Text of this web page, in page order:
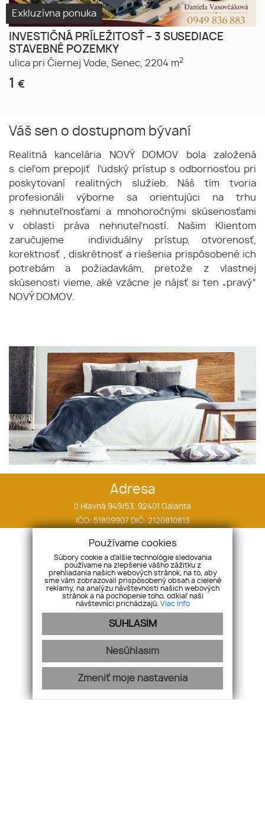
Exkluzívna ponuka
INVESTIČNÁ PRÍLEŽITOSŤ – 3 SUSEDIACE
STAVEBNÉ POZEMKY
ulica pri Čiernej Vode, Senec, 2204 m2
1 €
Váš sen o dostupnom bývaní
Realitná kancelária NOVÝ DOMOV bola založená
s cieľom prepojiť ľudský prístup s odbornosťou pri
poskytovaní realitných služieb. Náš tím tvoria
profesionáli výborne sa orientujúci na trhu
s nehnuteľnosťami a mnohoročnými skúsenosťami
v oblasti práva nehnuteľností. Našim Klientom
zaručujeme individuálny prístup, otvorenosť,
korektnosť , diskrétnosť a riešenia prispôsobené ich
potrebám a požiadavkám, pretože z vlastnej
skúsenosti vieme, aké vzácne je nájsť si ten „pravý“
NOVÝ DOMOV.
Adresa
Hlavná 949/53, 92401 Galanta
IČO: 51809907 DIČ: 2120810813
Telefón
+421 903 711 202
E-mail
info@novydomovreality.sk
O nás
Ponuka / Dopyt
Používame cookies
Súbory cookie a ďalšie technológie sledovania
používame na zlepšenie vášho zážitku z
prehliadania našich webových stránok, na to, aby
sme vám zobrazovali prispôsobený obsah a cielené
reklamy, na analýzu návštevnosti našich webových
stránok a na pochopenie toho, odkiaľ naši
návštevníci prichádzajú. Viac info
SÚHLASÍM
Nesúhlasím
Zmeniť moje nastavenia